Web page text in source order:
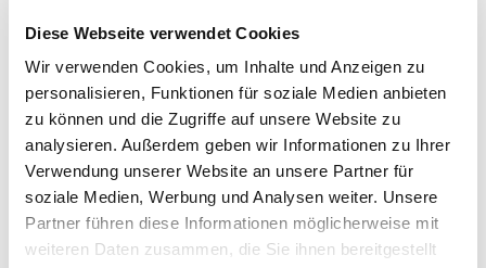
Diese Webseite verwendet Cookies
Wir verwenden Cookies, um Inhalte und Anzeigen zu
personalisieren, Funktionen für soziale Medien anbieten
zu können und die Zugriffe auf unsere Website zu
analysieren. Außerdem geben wir Informationen zu Ihrer
Verwendung unserer Website an unsere Partner für
soziale Medien, Werbung und Analysen weiter. Unsere
Partner führen diese Informationen möglicherweise mit
weiteren Daten zusammen, die Sie ihnen bereitgestellt
Aufgrund der hohen Feuchtigkeit (ca. 28 %) sind die Snacks sehr soft
Yucca-Extrakte und die Extraportion Taurin machen den Katzensnack
besonders wertvoll.
Zusatzstoffe:
Antioxidationsmittel, Konservierungsmittel
Zusammensetzung:
Fleisch und tierische Nebenerzeugnisse (88 % davon u.a. 20 % frisches
Huhn), Fisch und Fischnebenerzeugnisse (8 % Forelle), Mineralstoffe,